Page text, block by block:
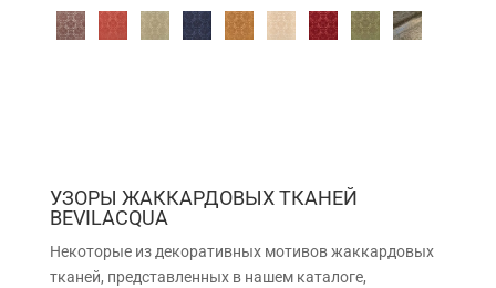
УЗОРЫ ЖАККАРДОВЫХ ТКАНЕЙ
BEVILACQUA
Некоторые из декоративных мотивов жаккардовых
тканей, представленных в нашем каталоге,